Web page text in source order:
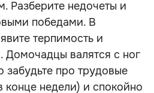
Разберите недочеты и
победами. В
терпимость и
Домочадцы валятся с ног
забудьте про трудовые
недели) и спокойно